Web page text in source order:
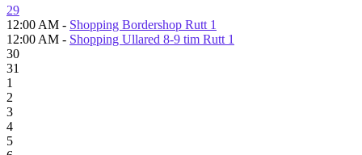
29
12:00 AM - Shopping Bordershop Rutt 1
12:00 AM - Shopping Ullared 8-9 tim Rutt 1
30
31
1
2
3
4
5